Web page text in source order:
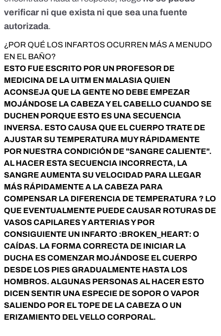
verificar ni que exista ni que sea una fuente
autorizada.
¿POR QUÉ LOS INFARTOS OCURREN MÁS A MENUDO
EN EL BAÑO?
ESTO FUE ESCRITO POR UN PROFESOR DE
MEDICINA DE LA UITM EN MALASIA QUIEN
ACONSEJA QUE LA GENTE NO DEBE EMPEZAR
MOJÁNDOSE LA CABEZA Y EL CABELLO CUANDO SE
DUCHEN PORQUE ESTO ES UNA SECUENCIA
INVERSA. ESTO CAUSA QUE EL CUERPO TRATE DE
AJUSTAR SU TEMPERATURA MUY RÁPIDAMENTE
POR NUESTRA CONDICIÓN DE "SANGRE CALIENTE".
AL HACER ESTA SECUENCIA INCORRECTA, LA
SANGRE AUMENTA SU VELOCIDAD PARA LLEGAR
MÁS RÁPIDAMENTE A LA CABEZA PARA
COMPENSAR LA DIFERENCIA DE TEMPERATURA ? LO
QUE EVENTUALMENTE PUEDE CAUSAR ROTURAS DE
VASOS CAPILARES Y ARTERIAS Y POR
CONSIGUIENTE UN INFARTO :BROKEN_HEART: O
CAÍDAS. LA FORMA CORRECTA DE INICIAR LA
DUCHA ES COMENZAR MOJÁNDOSE EL CUERPO
DESDE LOS PIES GRADUALMENTE HASTA LOS
HOMBROS. ALGUNAS PERSONAS AL HACER ESTO
DICEN SENTIR UNA ESPECIE DE SOPOR O VAPOR
SALIENDO POR EL TOPE DE LA CABEZA O UN
ERIZAMIENTO DEL VELLO CORPORAL.